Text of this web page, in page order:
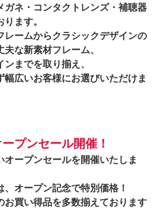
ガネ・コンタクトレンズ・補聴器
ます。
レームからクラシックデザインの
な新素材フレーム、
までを取り揃え、
幅広いお客様にお選びいただけま
プンセール開催！
オープンセールを開催いたしま
オープン記念で特別価格！
お買い得品を多数揃えております